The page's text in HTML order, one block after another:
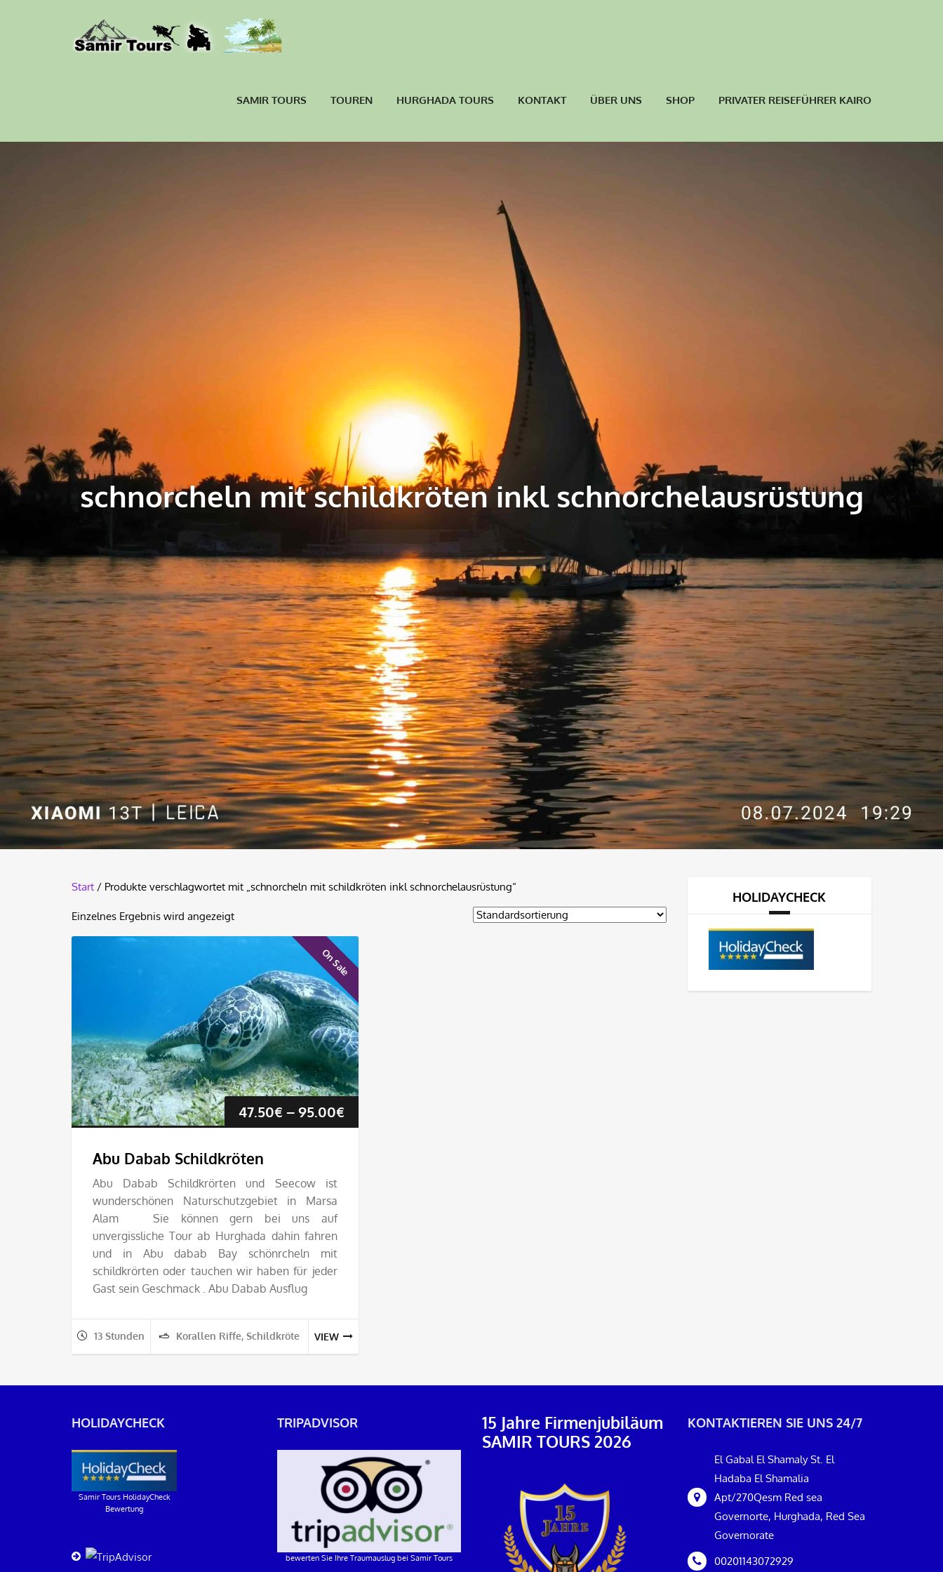
SAMIR TOURS TOUREN HURGHADA TOURS KONTAKT ÜBER UNS SHOP PRIVATER REISEFÜHRER KAIRO
schnorcheln mit schildkröten inkl schnorchelausrüstung
Start / Produkte verschlagwortet mit „schnorcheln mit schildkröten inkl schnorchelausrüstung“
Einzelnes Ergebnis wird angezeigt
On Sale
47.50€ –95.00€Preisspanne:
Abu Dabab Schildkröten
Abu Dabab Schildkrörten und Seecow ist
wunderschönen Naturschutzgebiet in Marsa
Alam Sie können gern bei uns auf
unvergissliche Tour ab Hurghada dahin fahren
und in Abu dabab Bay schönrcheln mit
schildkrörten oder tauchen wir haben für jeder
Gast sein Geschmack . Abu Dabab Ausflug
13 Stunden Korallen Riffe, Schildkröte VIEW
HOLIDAYCHECK
HOLIDAYCHECK
Samir Tours HolidayCheck
Bewertung
TRIPADVISOR
bewerten Sie Ihre Traumauslug bei Samir Tours
15 Jahre Firmenjubiläum
SAMIR TOURS 2026
KONTAKTIEREN SIE UNS 24/7
El Gabal El Shamaly St. El
Hadaba El Shamalia
Apt/270Qesm Red sea
Governorte, Hurghada, Red Sea
Governorate
00201143072929